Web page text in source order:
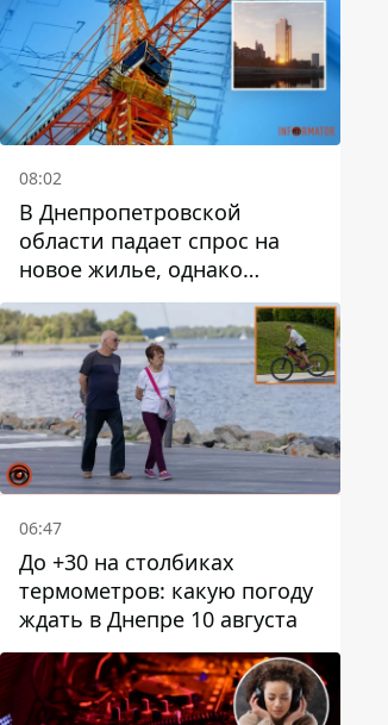
08:02
В Днепропетровской
области падает спрос на
новое жилье, однако
регион в лидерах
предложений по "єОселя"
06:47
До +30 на столбиках
термометров: какую погоду
ждать в Днепре 10 августа